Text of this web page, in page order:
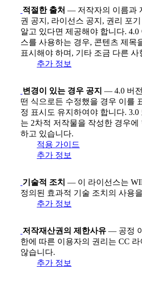
적절한 출처 — 저작자의 이름과
권 공지, 라이선스 공지, 권리 포
알고 있다면 제공해야 합니다. 4.0
스를 사용하는 경우, 콘텐츠 제목
표시해야 하며, 기타 조금 다른 사
추가 정보
변경이 있는 경우 공지 — 4.0 버
떤 식으로든 수정했을 경우 이를
정 표시도 유지하여야 합니다. 3.0
는 2차적 저작물을 작성한 경우
하고 있습니다.
적용 가이드
추가 정보
기술적 조치 — 이 라이선스는
정의된 효과적 기술 조치의 사용
추가 정보
저작재산권의 제한사유 — 공정
한에 따른 이용자의 권리는 CC 라
않습니다.
추가 정보